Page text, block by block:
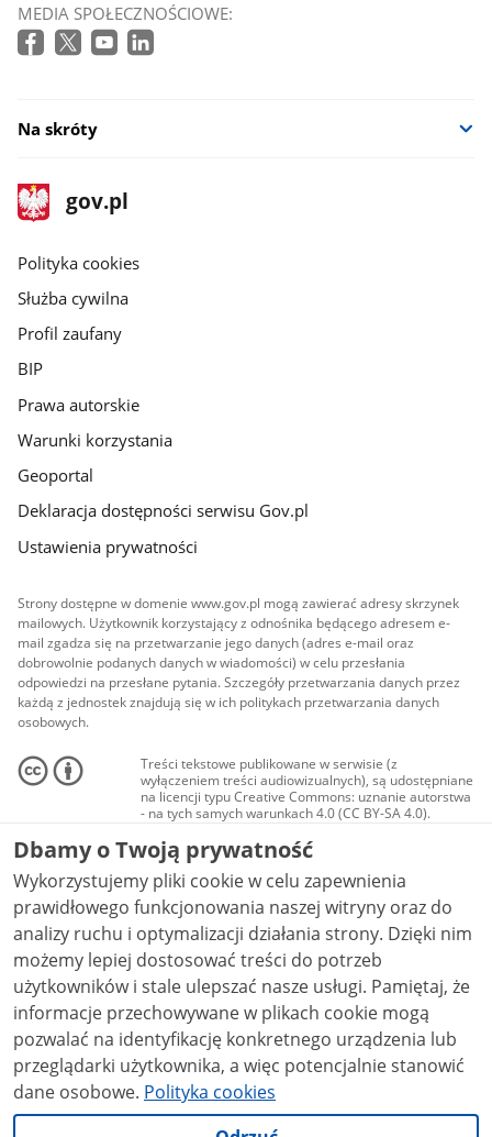
MEDIA SPOŁECZNOŚCIOWE:
Na skróty
stopka
gov.pl
Strona
gov.pl
gov.pl
Polityka cookies
Służba cywilna
Profil zaufany
BIP
Prawa autorskie
Warunki korzystania
Geoportal
Deklaracja dostępności serwisu Gov.pl
Ustawienia prywatności
Strony dostępne w domenie www.gov.pl mogą zawierać adresy skrzynek
mailowych. Użytkownik korzystający z odnośnika będącego adresem e-
mail zgadza się na przetwarzanie jego danych (adres e-mail oraz
dobrowolnie podanych danych w wiadomości) w celu przesłania
odpowiedzi na przesłane pytania. Szczegóły przetwarzania danych przez
każdą z jednostek znajdują się w ich politykach przetwarzania danych
osobowych.
Treści tekstowe publikowane w serwisie (z
wyłączeniem treści audiowizualnych), są udostępniane
na licencji typu Creative Commons: uznanie autorstwa
- na tych samych warunkach 4.0 (CC BY-SA 4.0).
Materiały audiowizualne, w tym zdjęcia, materiały
audio i wideo, są udostępniane na licencji typu
Creative Commons: uznanie autorstwa użycie
niekomercyjne - bez utworów zależnych 4.0 (CC BY-
NC-ND 4.0), o ile nie jest to stwierdzone inaczej.
Dbamy o Twoją prywatność
Wykorzystujemy pliki cookie w celu zapewnienia
prawidłowego funkcjonowania naszej witryny oraz do
analizy ruchu i optymalizacji działania strony. Dzięki nim
możemy lepiej dostosować treści do potrzeb
użytkowników i stale ulepszać nasze usługi. Pamiętaj, że
informacje przechowywane w plikach cookie mogą
pozwalać na identyfikację konkretnego urządzenia lub
przeglądarki użytkownika, a więc potencjalnie stanowić
dane osobowe. Polityka cookies